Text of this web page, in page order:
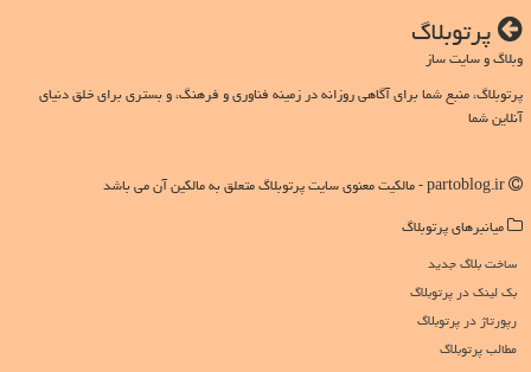
پرتوبلاگ
وبلاگ و سایت ساز
پرتوبلاگ، منبع شما برای آگاهی روزانه در زمینه فناوری و فرهنگ، و بستری برای خلق دنیای
آنلاین شما
میانبرهای پرتوبلاگ
ساخت بلاگ جدید
بک لینک در پرتوبلاگ
رپورتاژ در پرتوبلاگ
مطالب پرتوبلاگ